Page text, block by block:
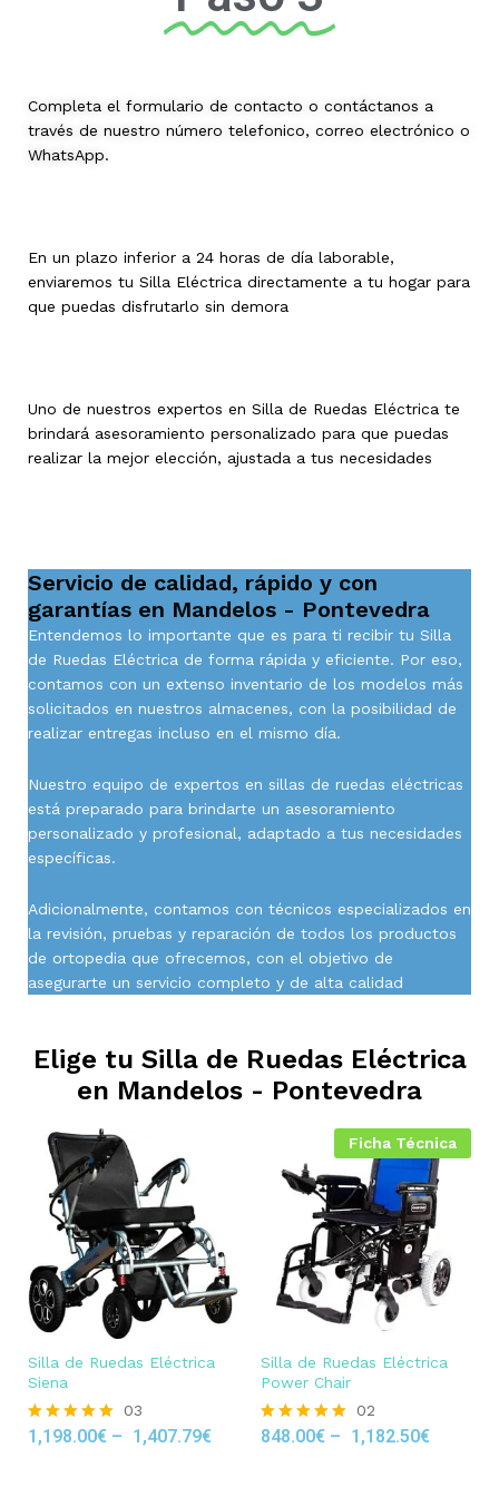
Completa el formulario de contacto o contáctanos a
través de nuestro número telefonico, correo electrónico o
WhatsApp.
En un plazo inferior a 24 horas de día laborable,
enviaremos tu Silla Eléctrica directamente a tu hogar para
que puedas disfrutarlo sin demora
Uno de nuestros expertos en Silla de Ruedas Eléctrica te
brindará asesoramiento personalizado para que puedas
realizar la mejor elección, ajustada a tus necesidades
Servicio de calidad, rápido y con
garantías en Mandelos - Pontevedra
Entendemos lo importante que es para ti recibir tu Silla
de Ruedas Eléctrica de forma rápida y eficiente. Por eso,
contamos con un extenso inventario de los modelos más
solicitados en nuestros almacenes, con la posibilidad de
realizar entregas incluso en el mismo día.
Nuestro equipo de expertos en sillas de ruedas eléctricas
está preparado para brindarte un asesoramiento
personalizado y profesional, adaptado a tus necesidades
específicas.
Adicionalmente, contamos con técnicos especializados en
la revisión, pruebas y reparación de todos los productos
de ortopedia que ofrecemos, con el objetivo de
asegurarte un servicio completo y de alta calidad
Elige tu Silla de Ruedas Eléctrica
en Mandelos - Pontevedra
Silla de Ruedas Eléctrica
Siena
Rated
03
1,198.00€ – 1,407.79€
Ficha Técnica
Silla de Ruedas Eléctrica
Power Chair
Rated
02
848.00€ – 1,182.50€